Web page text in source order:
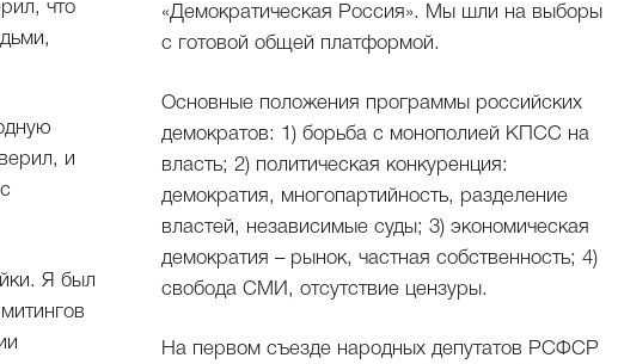
что
и
Я был
«Демократическая Россия». Мы шли на выборы
с готовой общей платформой.
Основные положения программы российских
демократов: 1) борьба с монополией КПСС на
власть; 2) политическая конкуренция:
демократия, многопартийность, разделение
властей, независимые суды; 3) экономическая
демократия – рынок, частная собственность; 4)
свобода СМИ, отсутствие цензуры.
На первом съезде народных депутатов РСФСР